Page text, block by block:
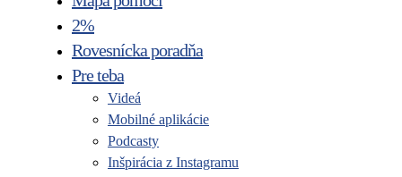
2%
Rovesnícka poradňa
Pre teba
Videá
Mobilné aplikácie
Podcasty
Inšpirácia z Instagramu